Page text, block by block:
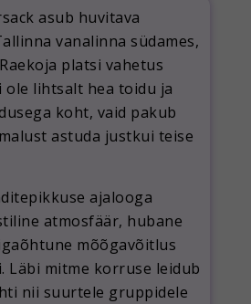
asub huvitava
vanalinna südames,
platsi vahetus
ole lihtsalt hea toidu ja
koht, vaid pakub
astuda justkui teise
ajalooga
atmosfäär, hubane
mõõgavõitlus
Läbi mitme korruse leidub
nii suurtele gruppidele